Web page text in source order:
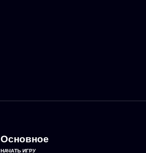
Основное
НАЧАТЬ ИГРУ